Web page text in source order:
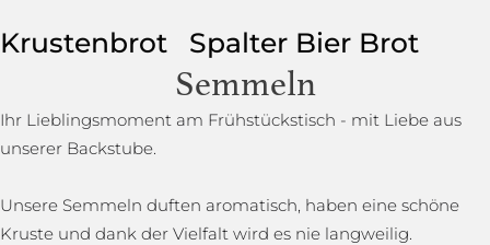
Krustenbrot
Spalter Bier Brot
Semmeln
Ihr Lieblingsmoment am Frühstückstisch - mit Liebe aus
unserer Backstube.
Unsere Semmeln duften aromatisch, haben eine schöne
Kruste und dank der Vielfalt wird es nie langweilig.